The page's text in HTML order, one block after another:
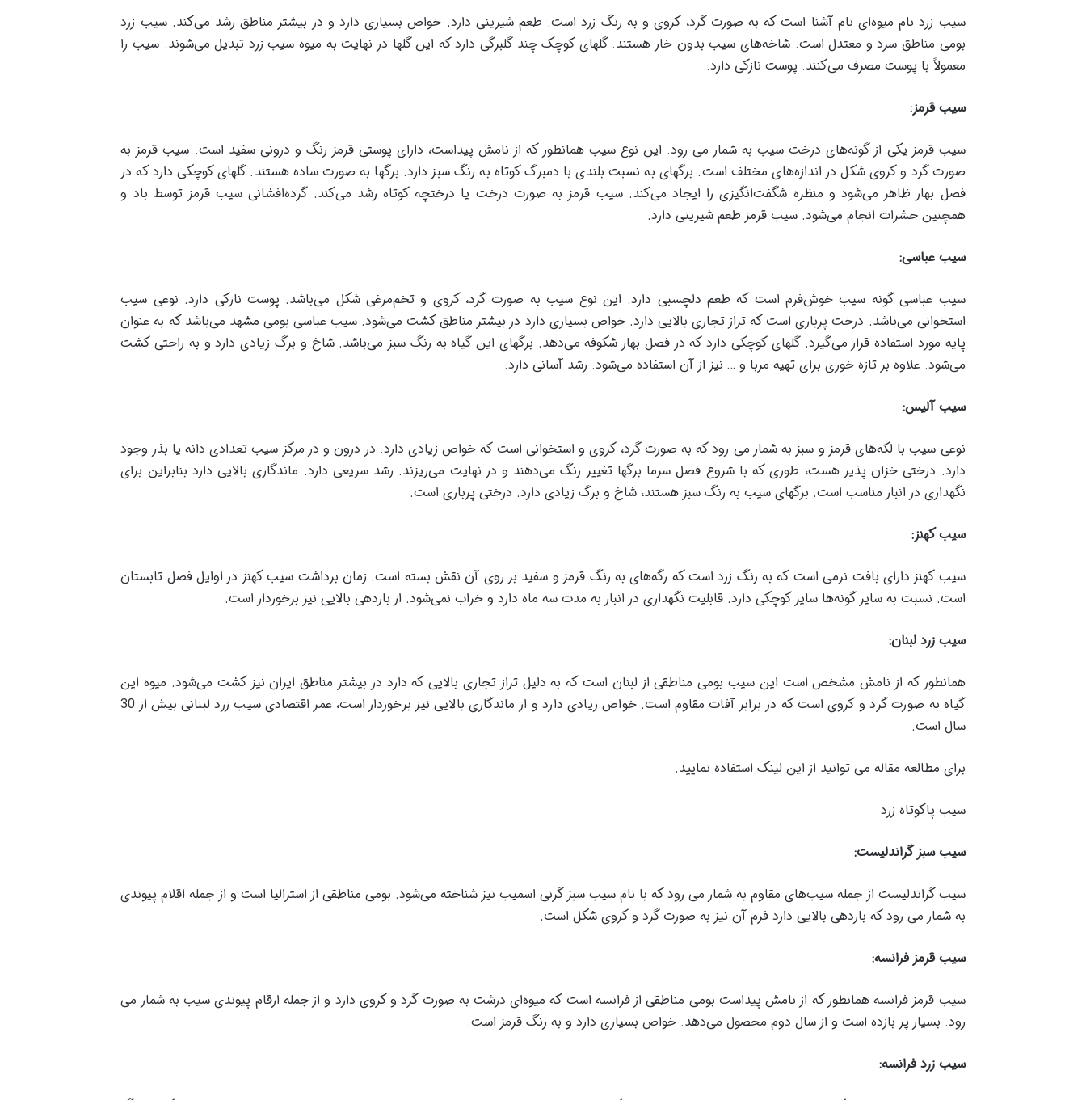
سیب زرد نام میوه‌ای نام آشنا است که به صورت گرد، کروی و به رنگ زرد است. طعم شیرینی دارد. خواص بسیاری دارد و در بیشتر مناطق رشد می‌کند. سیب زرد
بومی مناطق سرد و معتدل است. شاخه‌های سیب بدون خار هستند. گلهای کوچک چند گلبرگی دارد که این گلها در نهایت به میوه سیب زرد تبدیل می‌شوند. سیب را
معمولاً با پوست مصرف می‌کنند. پوست نازکی دارد.
سیب قرمز:
سیب قرمز یکی از گونه‌های درخت سیب به شمار می رود. این نوع سیب همانطور که از نامش پیداست، دارای پوستی قرمز رنگ و درونی سفید است. سیب قرمز به
صورت گرد و کروی شکل در اندازه‌های مختلف است. برگهای به نسبت بلندی با دمبرگ کوتاه به رنگ سبز دارد. برگها به صورت ساده هستند. گلهای کوچکی دارد که در
فصل بهار ظاهر می‌شود و منظره شگفت‌انگیزی را ایجاد می‌کند. سیب قرمز به صورت درخت یا درختچه کوتاه رشد می‌کند. گرده‌افشانی سیب قرمز توسط باد و
همچنین حشرات انجام می‌شود. سیب قرمز طعم شیرینی دارد.
سیب عباسی:
سیب عباسی گونه سیب خوش‌فرم است که طعم دلچسبی دارد. این نوع سیب به صورت گرد، کروی و تخم‌مرغی شکل می‌باشد. پوست نازکی دارد. نوعی سیب
استخوانی می‌باشد. درخت پرباری است که تراز تجاری بالایی دارد. خواص بسیاری دارد در بیشتر مناطق کشت می‌شود. سیب عباسی بومی مشهد می‌باشد که به عنوان
پایه مورد استفاده قرار می‌گیرد. گلهای کوچکی دارد که در فصل بهار شکوفه می‌دهد. برگهای این گیاه به رنگ سبز می‌باشد. شاخ و برگ زیادی دارد و به راحتی کشت
می‌شود. علاوه بر تازه خوری برای تهیه مربا و … نیز از آن استفاده می‌شود. رشد آسانی دارد.
سیب آلیس:
نوعی سیب با لکه‌های قرمز و سبز به شمار می رود که به صورت گرد، کروی و استخوانی است که خواص زیادی دارد. در درون و در مرکز سیب تعدادی دانه یا بذر وجود
دارد. درختی خزان پذیر هست، طوری که با شروع فصل سرما برگها تغییر رنگ می‌دهند و در نهایت می‌ریزند. رشد سریعی دارد. ماندگاری بالایی دارد بنابراین برای
نگهداری در انبار مناسب است. برگهای سیب به رنگ سبز هستند، شاخ و برگ زیادی دارد. درختی پرباری است.
سیب کهنز:
سیب کهنز دارای بافت نرمی است که به رنگ زرد است که رگه‌های به رنگ قرمز و سفید بر روی آن نقش بسته است. زمان برداشت سیب کهنز در اوایل فصل تابستان
است. نسبت به سایر گونه‌ها سایز کوچکی دارد. قابلیت نگهداری در انبار به مدت سه ماه دارد و خراب نمی‌شود. از باردهی بالایی نیز برخوردار است.
سیب زرد لبنان:
همانطور که از نامش مشخص است این سیب بومی مناطقی از لبنان است که به دلیل تراز تجاری بالایی که دارد در بیشتر مناطق ایران نیز کشت می‌شود. میوه این
گیاه به صورت گرد و کروی است که در برابر آفات مقاوم است. خواص زیادی دارد و از ماندگاری بالایی نیز برخوردار است، عمر اقتصادی سیب زرد لبنانی بیش از 30
سال است.
برای مطالعه مقاله می توانید از این لینک استفاده نمایید.
سیب پاکوتاه زرد
سیب سبز گراندلیست:
سیب گراندلیست از جمله سیب‌های مقاوم به شمار می رود که با نام سیب سبز گرنی اسمیب نیز شناخته می‌شود. بومی مناطقی از استرالیا است و از جمله اقلام پیوندی
به شمار می رود که باردهی بالایی دارد فرم آن نیز به صورت گرد و کروی شکل است.
سیب قرمز فرانسه:
سیب قرمز فرانسه همانطور که از نامش پیداست بومی مناطقی از فرانسه است که میوه‌ای درشت به صورت گرد و کروی دارد و از جمله ارقام پیوندی سیب به شمار می
رود. بسیار پر بازده است و از سال دوم محصول می‌دهد. خواص بسیاری دارد و به رنگ قرمز است.
سیب زرد فرانسه: